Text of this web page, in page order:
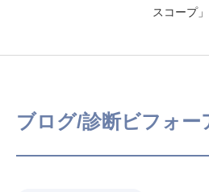
スコープ」
ブログ/診断ビフォー